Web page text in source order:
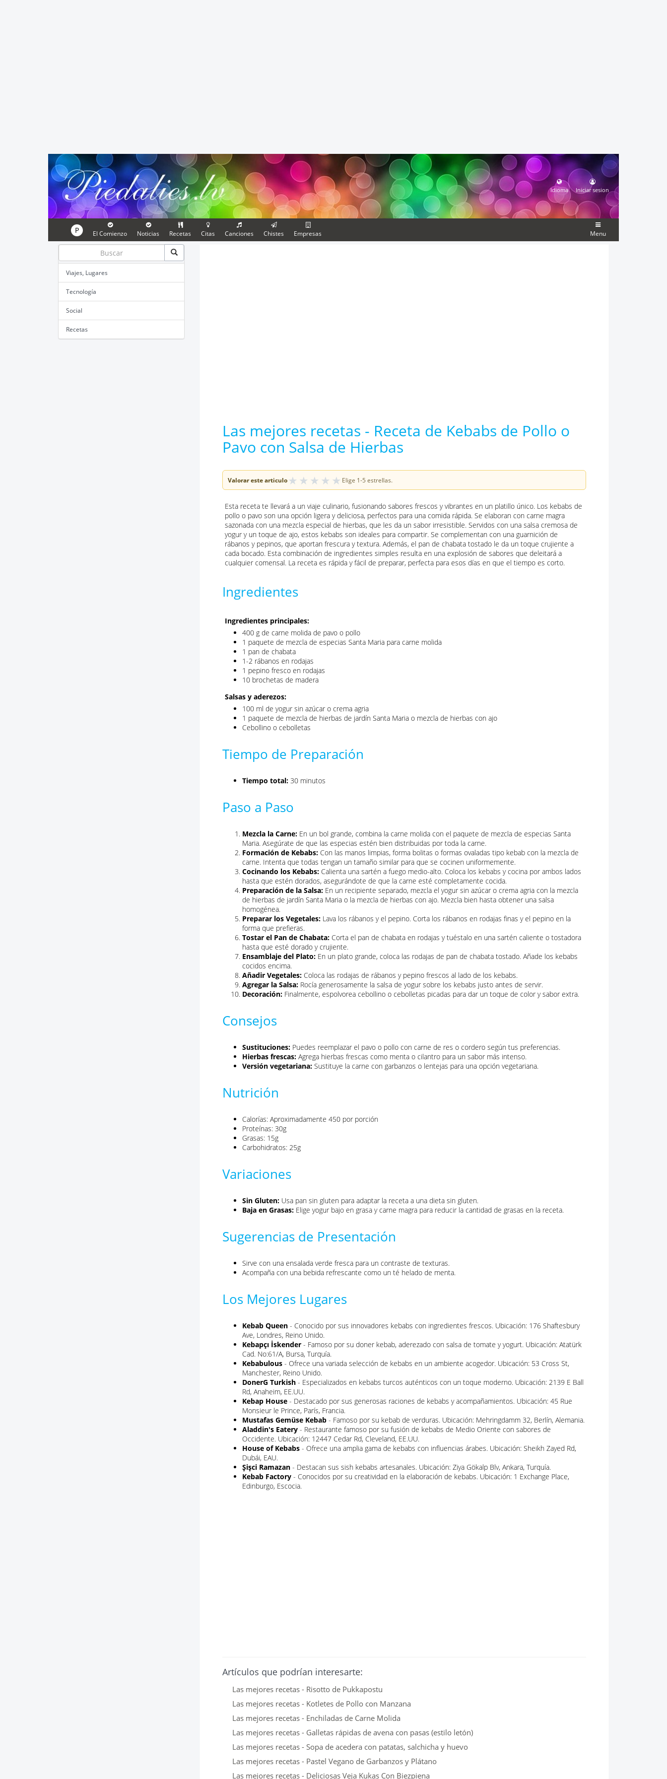
Idioma Iniciar sesion
P El Comienzo Noticias Recetas Citas Canciones Chistes Empresas Menu
Viajes, Lugares
Tecnología
Social
Recetas
Las mejores recetas - Receta de Kebabs de Pollo o
Pavo con Salsa de Hierbas
Valorar este articulo★ ★ ★ ★ ★ Elige 1-5 estrellas.
Esta receta te llevará a un viaje culinario, fusionando sabores frescos y vibrantes en un platillo único. Los kebabs de
pollo o pavo son una opción ligera y deliciosa, perfectos para una comida rápida. Se elaboran con carne magra
sazonada con una mezcla especial de hierbas, que les da un sabor irresistible. Servidos con una salsa cremosa de
yogur y un toque de ajo, estos kebabs son ideales para compartir. Se complementan con una guarnición de
rábanos y pepinos, que aportan frescura y textura. Además, el pan de chabata tostado le da un toque crujiente a
cada bocado. Esta combinación de ingredientes simples resulta en una explosión de sabores que deleitará a
cualquier comensal. La receta es rápida y fácil de preparar, perfecta para esos días en que el tiempo es corto.
Ingredientes
Ingredientes principales:
400 g de carne molida de pavo o pollo
1 paquete de mezcla de especias Santa Maria para carne molida
1 pan de chabata
1-2 rábanos en rodajas
1 pepino fresco en rodajas
10 brochetas de madera
Salsas y aderezos:
100 ml de yogur sin azúcar o crema agria
1 paquete de mezcla de hierbas de jardín Santa Maria o mezcla de hierbas con ajo
Cebollino o cebolletas
Tiempo de Preparación
Tiempo total: 30 minutos
Paso a Paso
Mezcla la Carne: En un bol grande, combina la carne molida con el paquete de mezcla de especias Santa
Maria. Asegúrate de que las especias estén bien distribuidas por toda la carne.
Formación de Kebabs: Con las manos limpias, forma bolitas o formas ovaladas tipo kebab con la mezcla de
carne. Intenta que todas tengan un tamaño similar para que se cocinen uniformemente.
Cocinando los Kebabs: Calienta una sartén a fuego medio-alto. Coloca los kebabs y cocina por ambos lados
hasta que estén dorados, asegurándote de que la carne esté completamente cocida.
Preparación de la Salsa: En un recipiente separado, mezcla el yogur sin azúcar o crema agria con la mezcla
de hierbas de jardín Santa Maria o la mezcla de hierbas con ajo. Mezcla bien hasta obtener una salsa
homogénea.
Preparar los Vegetales: Lava los rábanos y el pepino. Corta los rábanos en rodajas finas y el pepino en la
forma que prefieras.
Tostar el Pan de Chabata: Corta el pan de chabata en rodajas y tuéstalo en una sartén caliente o tostadora
hasta que esté dorado y crujiente.
Ensamblaje del Plato: En un plato grande, coloca las rodajas de pan de chabata tostado. Añade los kebabs
cocidos encima.
Añadir Vegetales: Coloca las rodajas de rábanos y pepino frescos al lado de los kebabs.
Agregar la Salsa: Rocía generosamente la salsa de yogur sobre los kebabs justo antes de servir.
Decoración: Finalmente, espolvorea cebollino o cebolletas picadas para dar un toque de color y sabor extra.
Consejos
Sustituciones: Puedes reemplazar el pavo o pollo con carne de res o cordero según tus preferencias.
Hierbas frescas: Agrega hierbas frescas como menta o cilantro para un sabor más intenso.
Versión vegetariana: Sustituye la carne con garbanzos o lentejas para una opción vegetariana.
Nutrición
Calorías: Aproximadamente 450 por porción
Proteínas: 30g
Grasas: 15g
Carbohidratos: 25g
Variaciones
Sin Gluten: Usa pan sin gluten para adaptar la receta a una dieta sin gluten.
Baja en Grasas: Elige yogur bajo en grasa y carne magra para reducir la cantidad de grasas en la receta.
Sugerencias de Presentación
Sirve con una ensalada verde fresca para un contraste de texturas.
Acompaña con una bebida refrescante como un té helado de menta.
Los Mejores Lugares
Kebab Queen - Conocido por sus innovadores kebabs con ingredientes frescos. Ubicación: 176 Shaftesbury
Ave, Londres, Reino Unido.
Kebapçı İskender - Famoso por su doner kebab, aderezado con salsa de tomate y yogurt. Ubicación: Atatürk
Cad. No:61/A, Bursa, Turquía.
Kebabulous - Ofrece una variada selección de kebabs en un ambiente acogedor. Ubicación: 53 Cross St,
Manchester, Reino Unido.
DonerG Turkish - Especializados en kebabs turcos auténticos con un toque moderno. Ubicación: 2139 E Ball
Rd, Anaheim, EE.UU.
Kebap House - Destacado por sus generosas raciones de kebabs y acompañamientos. Ubicación: 45 Rue
Monsieur le Prince, París, Francia.
Mustafas Gemüse Kebab - Famoso por su kebab de verduras. Ubicación: Mehringdamm 32, Berlín, Alemania.
Aladdin's Eatery - Restaurante famoso por su fusión de kebabs de Medio Oriente con sabores de
Occidente. Ubicación: 12447 Cedar Rd, Cleveland, EE.UU.
House of Kebabs - Ofrece una amplia gama de kebabs con influencias árabes. Ubicación: Sheikh Zayed Rd,
Dubái, EAU.
Şişci Ramazan - Destacan sus sish kebabs artesanales. Ubicación: Ziya Gökalp Blv, Ankara, Turquía.
Kebab Factory - Conocidos por su creatividad en la elaboración de kebabs. Ubicación: 1 Exchange Place,
Edinburgo, Escocia.
Artículos que podrían interesarte:
Las mejores recetas - Risotto de Pukkapostu
Las mejores recetas - Kotletes de Pollo con Manzana
Las mejores recetas - Enchiladas de Carne Molida
Las mejores recetas - Galletas rápidas de avena con pasas (estilo letón)
Las mejores recetas - Sopa de acedera con patatas, salchicha y huevo
Las mejores recetas - Pastel Vegano de Garbanzos y Plátano
Las mejores recetas - Deliciosas Veja Kukas Con Biezpiena